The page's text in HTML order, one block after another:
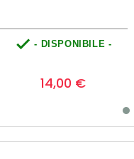
 - DISPONIBILE -
14,00 €